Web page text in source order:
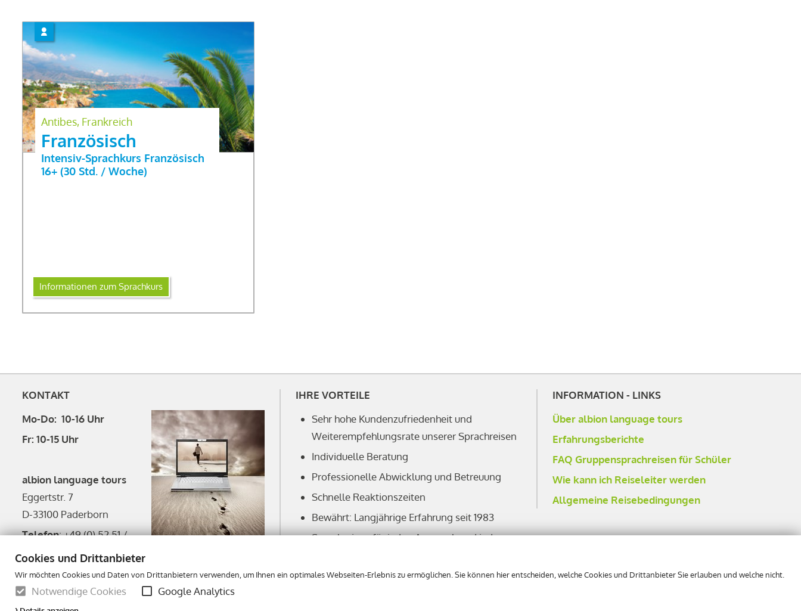
Cookies und Drittanbieter
Wir möchten Cookies und Daten von Drittanbietern verwenden, um Ihnen ein optimales Webseiten-Erlebnis zu ermöglichen. Sie können hier entscheiden, welche Cookies und Drittanbieter Sie erlauben und welche nicht.
Notwendige Cookies Google Analytics
Antibes, Frankreich
Französisch
Intensiv-Sprachkurs Französisch
16+ (30 Std. / Woche)
Informationen zum Sprachkurs
KONTAKT
Mo-Do: 10-16 Uhr
Fr: 10-15 Uhr
albion language tours
Eggertstr. 7
D-33100 Paderborn
Telefon: +49 (0) 52 51 /
54 10 90
Telefax
: +49 (0) 52 51 / 54 10 91
E-Mail:info@albion.de
IHRE VORTEILE
Sehr hohe Kundenzufriedenheit und
Weiterempfehlungsrate unserer Sprachreisen
Individuelle Beratung
Professionelle Abwicklung und Betreuung
Schnelle Reaktionszeiten
Bewährt: Langjährige Erfahrung seit 1983
Sprachreisen für jeden Anspruch und jedes
Ganzheitlicher Ansatz: 'learning by doing'
INFORMATION - LINKS
Über albion language tours
Erfahrungsberichte
FAQ Gruppensprachreisen für Schüler
Wie kann ich Reiseleiter werden
Allgemeine Reisebedingungen